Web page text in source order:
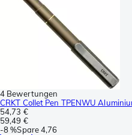
4 Bewertungen
CRKT Collet Pen TPENWU
54,73 €
59,49 €
-8 %Spare4,76